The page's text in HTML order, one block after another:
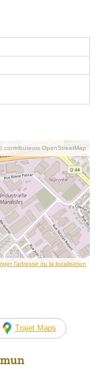
contributeurs OpenStreetMap
l’adresse ou la localisation
Trajet Maps